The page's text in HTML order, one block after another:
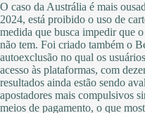
O caso da Austrália é mais
2024, está proibido o uso de
medida que busca impedir que
não tem. Foi criado também o
autoexclusão no qual os
acesso às plataformas, com
resultados ainda estão sendo
apostadores mais compulsivos
meios de pagamento, o que